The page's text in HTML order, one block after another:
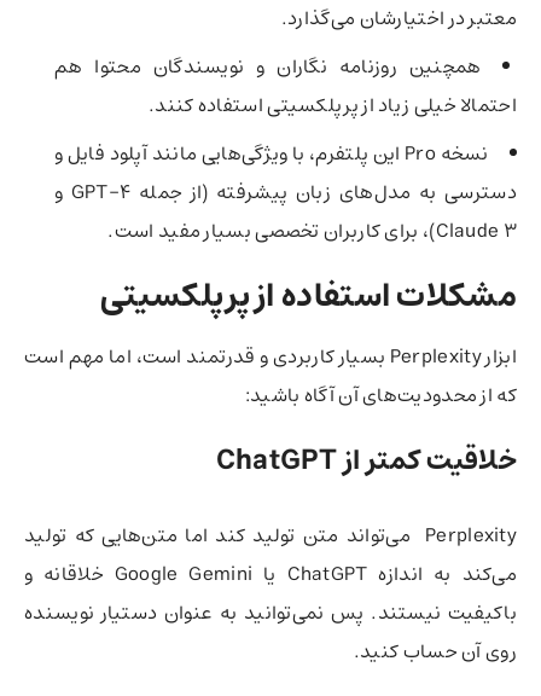
معتبر در اختیارشان می‌گذارد.
همچنین روزنامه نگاران و نویسندگان محتوا هم
احتمالا خیلی زیاد از پرپلکسیتی استفاده کنند.
نسخه Pro این پلتفرم، با ویژگی‌هایی مانند آپلود فایل و
دسترسی به مدل‌های زبان پیشرفته (از جمله GPT-4 و
Claude 3)، برای کاربران تخصصی بسیار مفید است.
مشکلات استفاده از پرپلکسیتی
ابزار Perplexity بسیار کاربردی و قدرتمند است، اما مهم است
که از محدودیت‌های آن آگاه باشید:
خلاقیت کمتر ازChatGPT
Perplexity می‌تواند متن تولید کند اما متن‌هایی که تولید
می‌کند به اندازه ChatGPT یا Google Gemini خلاقانه و
باکیفیت نیستند. پس نمی‌توانید به عنوان دستیار نویسنده
روی آن حساب کنید.